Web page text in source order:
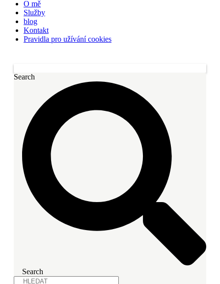
O mě
Služby
blog
Kontakt
Pravidla pro užívání cookies
Search
Search